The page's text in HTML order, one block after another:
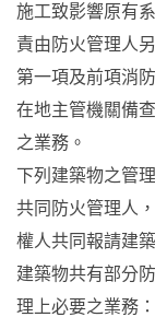
施工致影響原有
責由防火管理人
第一項及前項消
在地主管機關備
之業務。
下列建築物之管
共同防火管理人
權人共同報請建
建築物共有部分
理上必要之業務：